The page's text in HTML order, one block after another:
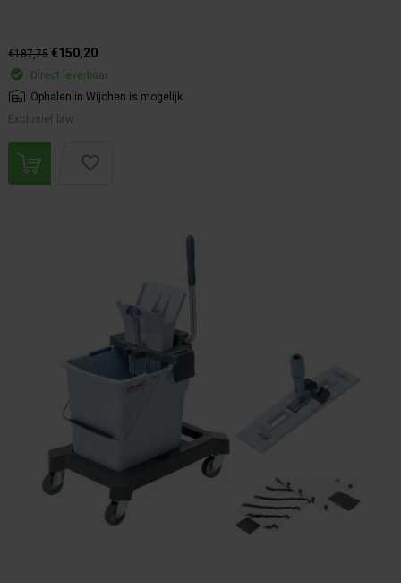
€187,75 €150,20
Direct leverbaar
Ophalen in Wijchen is mogelijk.
Exclusief btw.